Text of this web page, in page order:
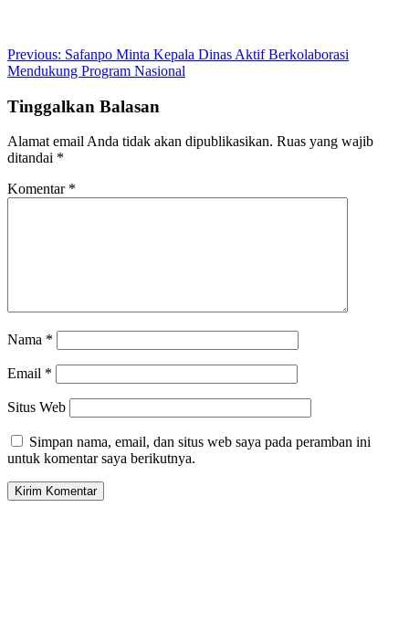
Post
navigation
Previous: Safanpo Minta Kepala Dinas Aktif Berkolaborasi
Mendukung Program Nasional
Tinggalkan Balasan
Alamat email Anda tidak akan dipublikasikan. Ruas yang wajib
ditandai *
Komentar *
Nama *
Email *
Situs Web
Simpan nama, email, dan situs web saya pada peramban ini
untuk komentar saya berikutnya.